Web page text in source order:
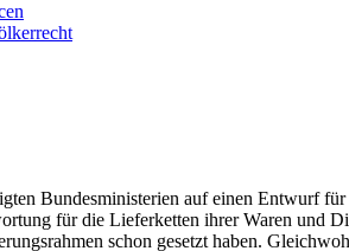
Bundesministerien auf einen Entwurf
für die Lieferketten ihrer Waren und
schon gesetzt haben.